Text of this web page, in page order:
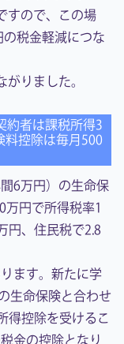
すので、この場
税金軽減につな
がりました。
約者は課税所得3
料控除は毎月500
6万円）の生命保
万円で所得税率1
円、住民税で2.8
ます。新たに学
生命保険と合わせ
得控除を受けるこ
金の控除となり